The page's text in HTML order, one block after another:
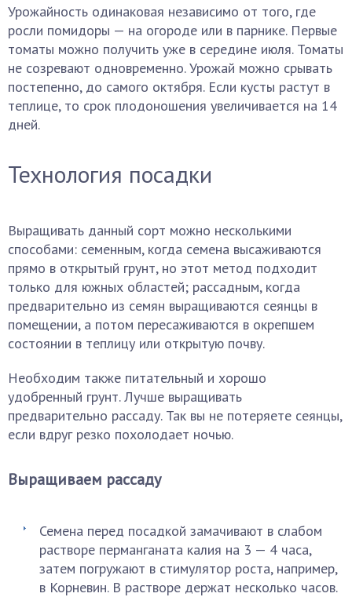
Урожайность одинаковая независимо от того, где
росли помидоры — на огороде или в парнике. Первые
томаты можно получить уже в середине июля. Томаты
не созревают одновременно. Урожай можно срывать
постепенно, до самого октября. Если кусты растут в
теплице, то срок плодоношения увеличивается на 14
дней.
Технология посадки
Выращивать данный сорт можно несколькими
способами: семенным, когда семена высаживаются
прямо в открытый грунт, но этот метод подходит
только для южных областей; рассадным, когда
предварительно из семян выращиваются сеянцы в
помещении, а потом пересаживаются в окрепшем
состоянии в теплицу или открытую почву.
Необходим также питательный и хорошо
удобренный грунт. Лучше выращивать
предварительно рассаду. Так вы не потеряете сеянцы,
если вдруг резко похолодает ночью.
Выращиваем рассаду
Семена перед посадкой замачивают в слабом
растворе перманганата калия на 3 — 4 часа,
затем погружают в стимулятор роста, например,
в Корневин. В растворе держат несколько часов.